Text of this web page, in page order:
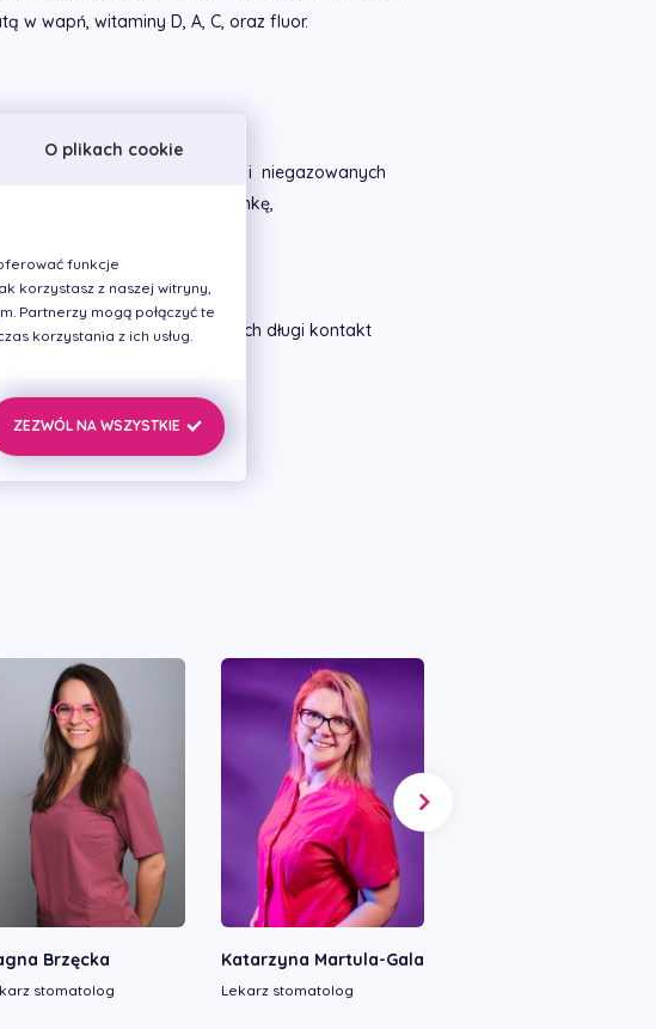
w wapń, witaminy D, A, C, oraz fluor.
owocowych gazowanych i niegazowanych
zębów jest ich picie przez słomkę,
(bez cukru!),
i lizania lizaków powodujących długi kontakt
czasu posiłków głównych,
Brzęcka
stomatolog
Katarzyna Martula-Gala
Lekarz stomatolog
O plikach cookie
funkcje
korzystasz z naszej witryny,
Partnerzy mogą połączyć te
korzystania z ich usług.
ZEZWÓL NA WSZYSTKIE